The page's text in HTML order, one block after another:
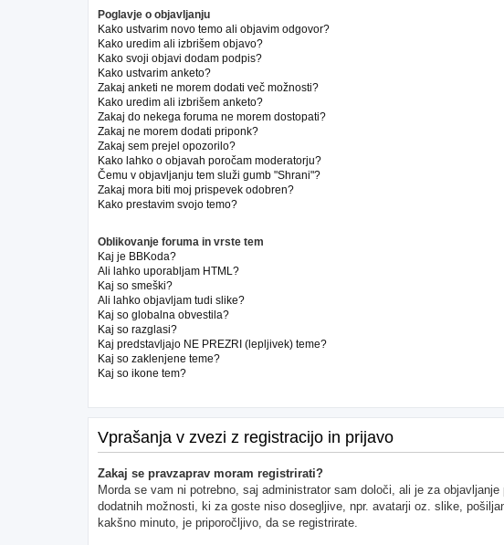
Poglavje o objavljanju
Kako ustvarim novo temo ali objavim odgovor?
Kako uredim ali izbrišem objavo?
Kako svoji objavi dodam podpis?
Kako ustvarim anketo?
Zakaj anketi ne morem dodati več možnosti?
Kako uredim ali izbrišem anketo?
Zakaj do nekega foruma ne morem dostopati?
Zakaj ne morem dodati priponk?
Zakaj sem prejel opozorilo?
Kako lahko o objavah poročam moderatorju?
Čemu v objavljanju tem služi gumb "Shrani"?
Zakaj mora biti moj prispevek odobren?
Kako prestavim svojo temo?
Oblikovanje foruma in vrste tem
Kaj je BBKoda?
Ali lahko uporabljam HTML?
Kaj so smeški?
Ali lahko objavljam tudi slike?
Kaj so globalna obvestila?
Kaj so razglasi?
Kaj predstavljajo NE PREZRI (lepljivek) teme?
Kaj so zaklenjene teme?
Kaj so ikone tem?
Vprašanja v zvezi z registracijo in prijavo
Zakaj se pravzaprav moram registrirati?
Morda se vam ni potrebno, saj administrator sam določi, ali je za
dodatnih možnosti, ki za goste niso dosegljive, npr. avatarji oz. slike,
kakšno minuto, je priporočljivo, da se registrirate.